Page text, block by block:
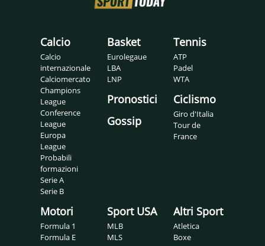
Calcio
Calcio
internazionale
Calciomercato
Champions
League
Conference
League
Europa
League
Probabili
formazioni
Serie A
Serie B
Basket
Eurolegaue
LBA
LNP
Pronostici
Gossip
Tennis
ATP
Padel
WTA
Ciclismo
Giro d'Italia
Tour de
France
Motori
Formula 1
Formula E
Sport USA
MLB
MLS
Altri Sport
Atletica
Boxe